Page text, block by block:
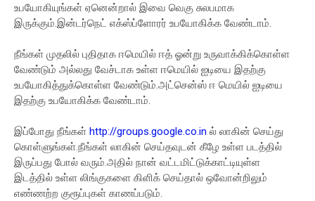
உபயோகியுங்கள் ஏனென்றால் இவை வெகு சுலபமாக
இருக்கும்.இன்டர்நெட் எக்ஸ்ப்ளோரர் உபயோகிக்க வேண்டாம்.
நீங்கள் முதலில் புதிதாக ஈமெயில் ஈத் ஓன்று உருவாக்கிக்கொள்ள
வேண்டும் அல்லது வேச்டாக உள்ள ஈமெயில் ஐடியை இதற்கு
உபயோகித்துக்கொள்ள வேண்டும்.அட்சென்ஸ் ஈ மெயில் ஐடியை
இதற்கு உபயோகிக்க வேண்டாம்.
இப்போது நீங்கள் http://groups.google.co.in ல் லாகின் செய்து
கொள்ளுங்கள்.நீங்கள் லாகின் செய்தவுடன் கீழே உள்ள படத்தில்
இருப்பது போல் வரும்.அதில் நான் வட்டமிட்டுக்காட்டியுள்ள
இடத்தில் உள்ள லிங்குகளை கிளிக் செய்தால் ஒவோன்றிலும்
எண்ணற்ற குரூப்புகள் காணப்படும்.